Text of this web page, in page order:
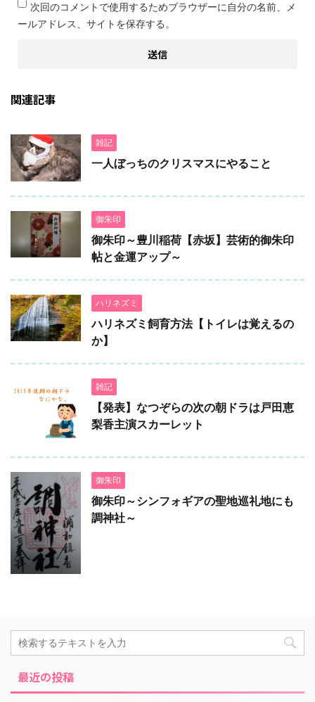
次回のコメントで使用するためブラウザーに自分の名前、メ
ールアドレス、サイトを保存する。
関連記事
雑記
一人ぼっちのクリスマスにやること
御朱印
御朱印～豊川稲荷【赤坂】芸術的御朱印
帖と金運アップ～
ハリネズミ
ハリネズミ飼育方法【トイレは覚えるの
か】
雑記
【発表】なつぞらの次の朝ドラは戸田恵
梨香主演スカーレット
御朱印
御朱印～シンフォギアの聖地巡礼地にも
調神社～
最近の投稿